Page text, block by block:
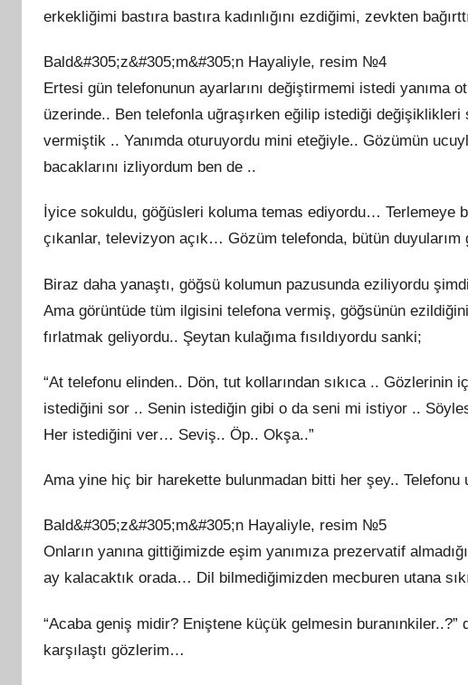
erkekliğimi bastıra bastıra kadınlığını ezdiğimi, zevkten
Bald&#305;z&#305;m&#305;n Hayaliyle, resim №4
Ertesi gün telefonunun ayarlarını değiştirmemi istedi yanıma
üzerinde.. Ben telefonla uğraşırken eğilip istediği değişiklikleri
vermiştik .. Yanımda oturuyordu mini eteğiyle.. Gözümün
bacaklarını izliyordum ben de ..
İyice sokuldu, göğüsleri koluma temas ediyordu… Terlemeye
çıkanlar, televizyon açık… Gözüm telefonda, bütün duyularım
Biraz daha yanaştı, göğsü kolumun pazusunda eziliyordu
Ama görüntüde tüm ilgisini telefona vermiş, göğsünün
fırlatmak geliyordu.. Şeytan kulağıma fısıldıyordu sanki;
“At telefonu elinden.. Dön, tut kollarından sıkıca ..
istediğini sor .. Senin istediğin gibi o da seni mi istiyor ..
Her istediğini ver… Seviş.. Öp.. Okşa..”
Ama yine hiç bir harekette bulunmadan bitti her şey..
Bald&#305;z&#305;m&#305;n Hayaliyle, resim №5
Onların yanına gittiğimizde eşim yanımıza prezervatif
ay kalacaktık orada… Dil bilmediğimizden mecburen utana
“Acaba geniş midir? Eniştene küçük gelmesin buranınkiler..?”
karşılaştı gözlerim…